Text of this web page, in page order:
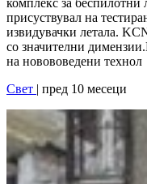
комплекс за беспилотни
присуствувал на
извидувачки летала.
со значителни
на новововедени технол
Свет | пред 10 месеци